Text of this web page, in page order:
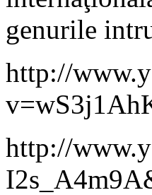
genurile
http://
http://